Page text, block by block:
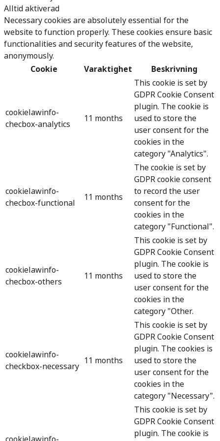
Alltid aktiverad
Necessary cookies are absolutely essential for the
website to function properly. These cookies ensure basic
functionalities and security features of the website,
anonymously.
Cookie
Varaktighet Beskrivning
cookielawinfo-
checbox-analytics
11 months
This cookie is set by
GDPR Cookie Consent
plugin. The cookie is
used to store the
user consent for the
cookies in the
category "Analytics".
cookielawinfo-
checbox-functional
11 months
The cookie is set by
GDPR cookie consent
to record the user
consent for the
cookies in the
category "Functional".
cookielawinfo-
checbox-others
11 months
This cookie is set by
GDPR Cookie Consent
plugin. The cookie is
used to store the
user consent for the
cookies in the
category "Other.
cookielawinfo-
checkbox-necessary 11 months
This cookie is set by
GDPR Cookie Consent
plugin. The cookies is
used to store the
user consent for the
cookies in the
category "Necessary".
This cookie is set by
GDPR Cookie Consent
plugin. The cookie is